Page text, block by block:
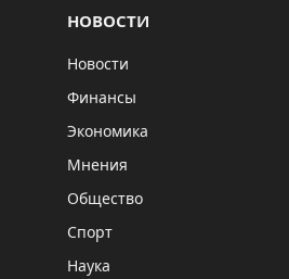
НОВОСТИ
Новости
Финансы
Экономика
Мнения
Общество
Спорт
Наука